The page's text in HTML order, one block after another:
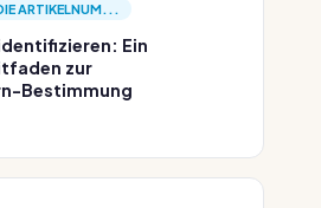
ARTIKELNUM...
Ein
zur
Bestimmung